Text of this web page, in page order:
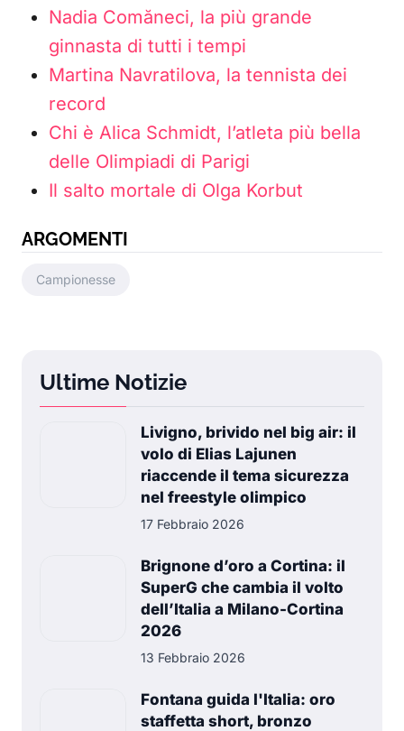
Nadia Comăneci, la più grande
ginnasta di tutti i tempi
Martina Navratilova, la tennista dei
record
Chi è Alica Schmidt, l’atleta più bella
delle Olimpiadi di Parigi
Il salto mortale di Olga Korbut
ARGOMENTI
Campionesse
Ultime Notizie
Livigno, brivido nel big air: il
volo di Elias Lajunen
riaccende il tema sicurezza
nel freestyle olimpico
17 Febbraio 2026
Brignone d’oro a Cortina: il
SuperG che cambia il volto
dell’Italia a Milano-Cortina
2026
13 Febbraio 2026
Fontana guida l'Italia: oro
staffetta short, bronzo